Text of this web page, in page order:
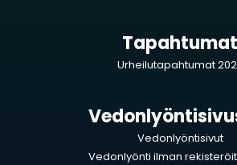
Tapahtumat
Urheilutapahtumat
Vedonlyöntisivut
Vedonlyönti ilman